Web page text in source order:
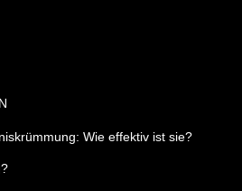
Wie effektiv ist sie?